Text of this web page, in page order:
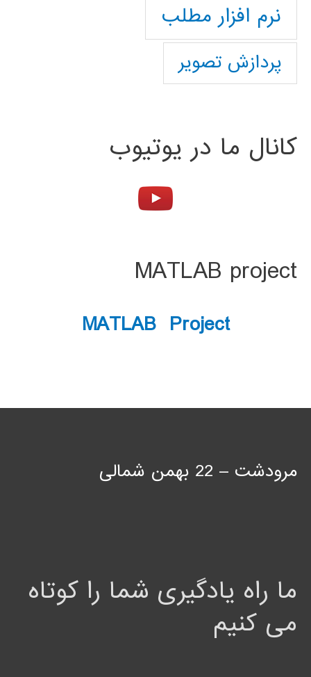
نرم افزار مطلب
پردازش تصویر
کانال ما در یوتیوب
MATLAB project
MATLAB Project
مرودشت – 22 بهمن شمالی
ما راه یادگیری شما را کوتاه
می کنیم